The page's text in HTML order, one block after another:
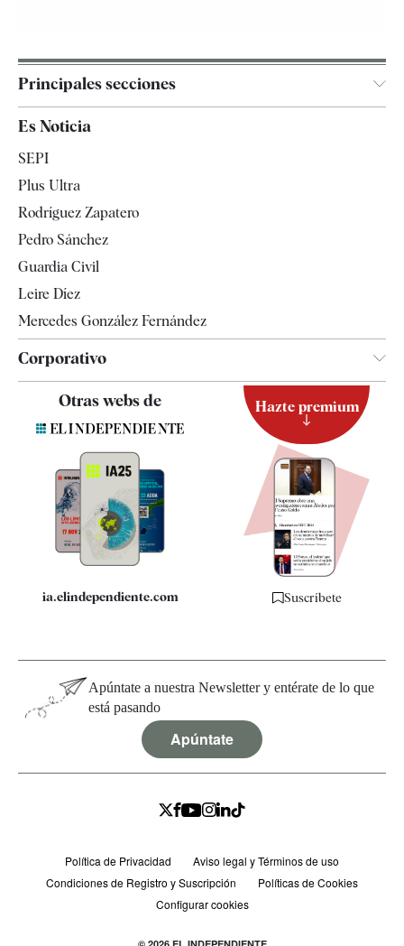
Principales secciones
España
Televisión
Es Noticia
SEPI
Plus Ultra
Rodríguez Zapatero
Pedro Sánchez
Guardia Civil
Leire Díez
Mercedes González Fernández
Corporativo
Contacto
Quiénes somos
Especificaciones
Otras webs de
ia.elindependiente.com
Hazte premium
Suscríbete
Apúntate a nuestra Newsletter y entérate de lo que
está pasando
Apúntate
Política de Privacidad
Aviso legal y Términos de uso
Condiciones de Registro y Suscripción
Políticas de Cookies
Configurar cookies